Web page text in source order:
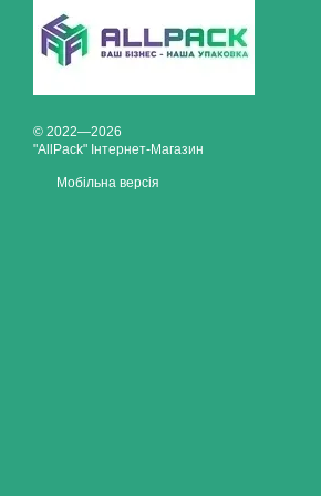
© 2022—2026
"AllPack" Інтернет-Магазин
Мобільна версія